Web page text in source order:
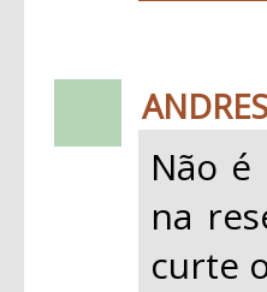
Não
na
curte